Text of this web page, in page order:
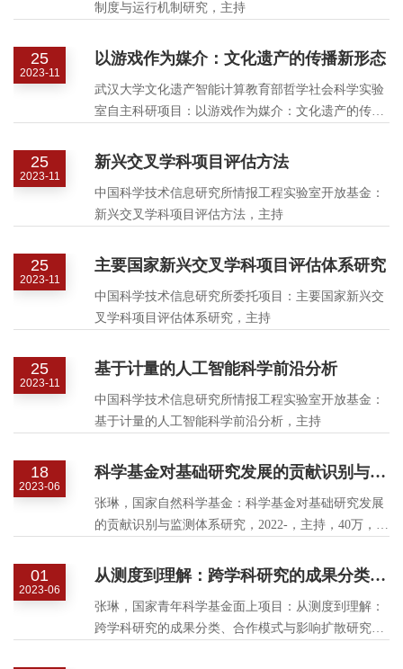
制度与运行机制研究，主持
25
2023-11
以游戏作为媒介：文化遗产的传播新形态
武汉大学文化遗产智能计算教育部哲学社会科学实验
室自主科研项目：以游戏作为媒介：文化遗产的传播
25
2023-11
新兴交叉学科项目评估方法
中国科学技术信息研究所情报工程实验室开放基金：
新兴交叉学科项目评估方法，主持
25
2023-11
主要国家新兴交叉学科项目评估体系研究
中国科学技术信息研究所委托项目：主要国家新兴交
叉学科项目评估体系研究，主持
25
2023-11
基于计量的人工智能科学前沿分析
中国科学技术信息研究所情报工程实验室开放基金：
基于计量的人工智能科学前沿分析，主持
18
2023-06
科学基金对基础研究发展的贡献识别与监测体系研究
张琳，国家自然科学基金：科学基金对基础研究发展
的贡献识别与监测体系研究，2022-，主持，40万，在
01
2023-06
从测度到理解：跨学科研究的成果分类、合作模式与影响扩散研究
张琳，国家青年科学基金面上项目：从测度到理解：
跨学科研究的成果分类、合作模式与影响扩散研究，